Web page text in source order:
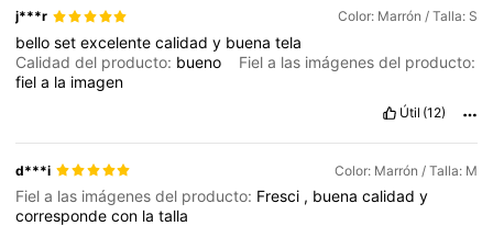
j***r Color: Marrón / Talla: S
bellosetexcelentecalidady buenatela
Calidad del producto: bueno
Fiel a las imágenes del producto:
fiela la imagen
Útil (12)
d***i Color: Marrón / Talla: M
Fiel a las imágenes del producto: Fresci , buenacalidady
correspondecon latalla